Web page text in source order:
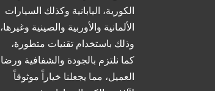
الكورية، اليابانية وكذلك السيارات
الألمانية والأوربية والصينية وغيرها،
وذلك باستخدام تقنيات متطورة،
كما نلتزم بالجودة والشفافية ورضا
العميل، مما يجعلنا خياراً موثوقاً